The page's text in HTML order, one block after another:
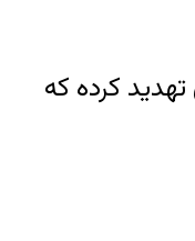
تهدید کرده که